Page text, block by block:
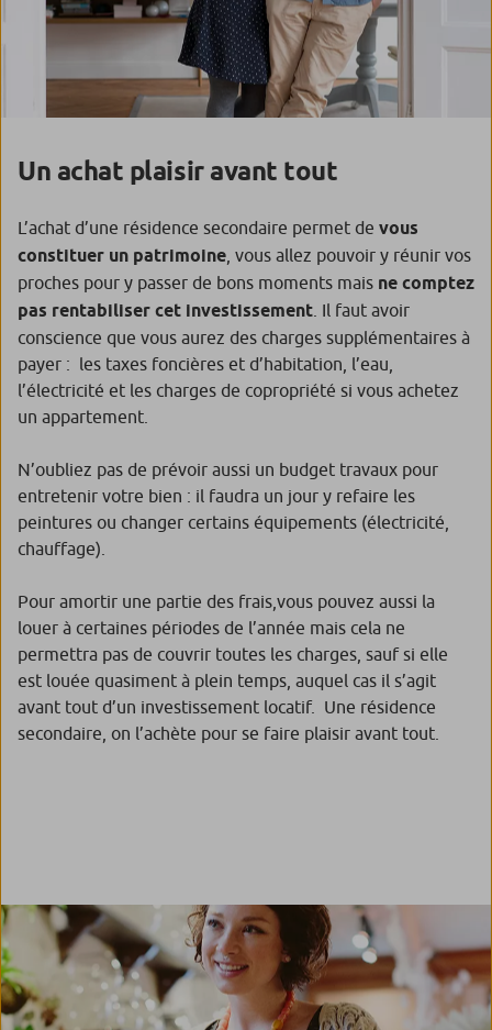
Un achat plaisir avant tout
L’achat d’une résidence secondaire permet de vous
constituer un patrimoine , vous allez pouvoir y réunir vos
proches pour y passer de bons moments mais ne comptez
pas rentabiliser cet investissement . Il faut avoir
conscience que vous aurez des charges supplémentaires à
payer : les taxes foncières et d’habitation, l’eau,
l’électricité et les charges de copropriété si vous achetez
un appartement.
N’oubliez pas de prévoir aussi un budget travaux pour
entretenir votre bien : il faudra un jour y refaire les
peintures ou changer certains équipements (électricité,
chauffage).
Pour amortir une partie des frais,vous pouvez aussi la
louer à certaines périodes de l’année mais cela ne
permettra pas de couvrir toutes les charges, sauf si elle
est louée quasiment à plein temps, auquel cas il s’agit
avant tout d’un investissement locatif. Une résidence
secondaire, on l’achète pour se faire plaisir avant tout.